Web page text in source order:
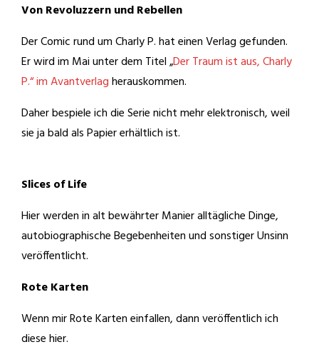
Von Revoluzzern und Rebellen
Der Comic rund um Charly P. hat einen Verlag gefunden.
Er wird im Mai unter dem Titel „Der Traum ist aus, Charly
P.“ im Avantverlagherauskommen.
Daher bespiele ich die Serie nicht mehr elektronisch, weil
sie ja bald als Papier erhältlich ist.
Slices of Life
Hier werden in alt bewährter Manier alltägliche Dinge,
autobiographische Begebenheiten und sonstiger Unsinn
veröffentlicht.
Rote Karten
Wenn mir Rote Karten einfallen, dann veröffentlich ich
diese hier.